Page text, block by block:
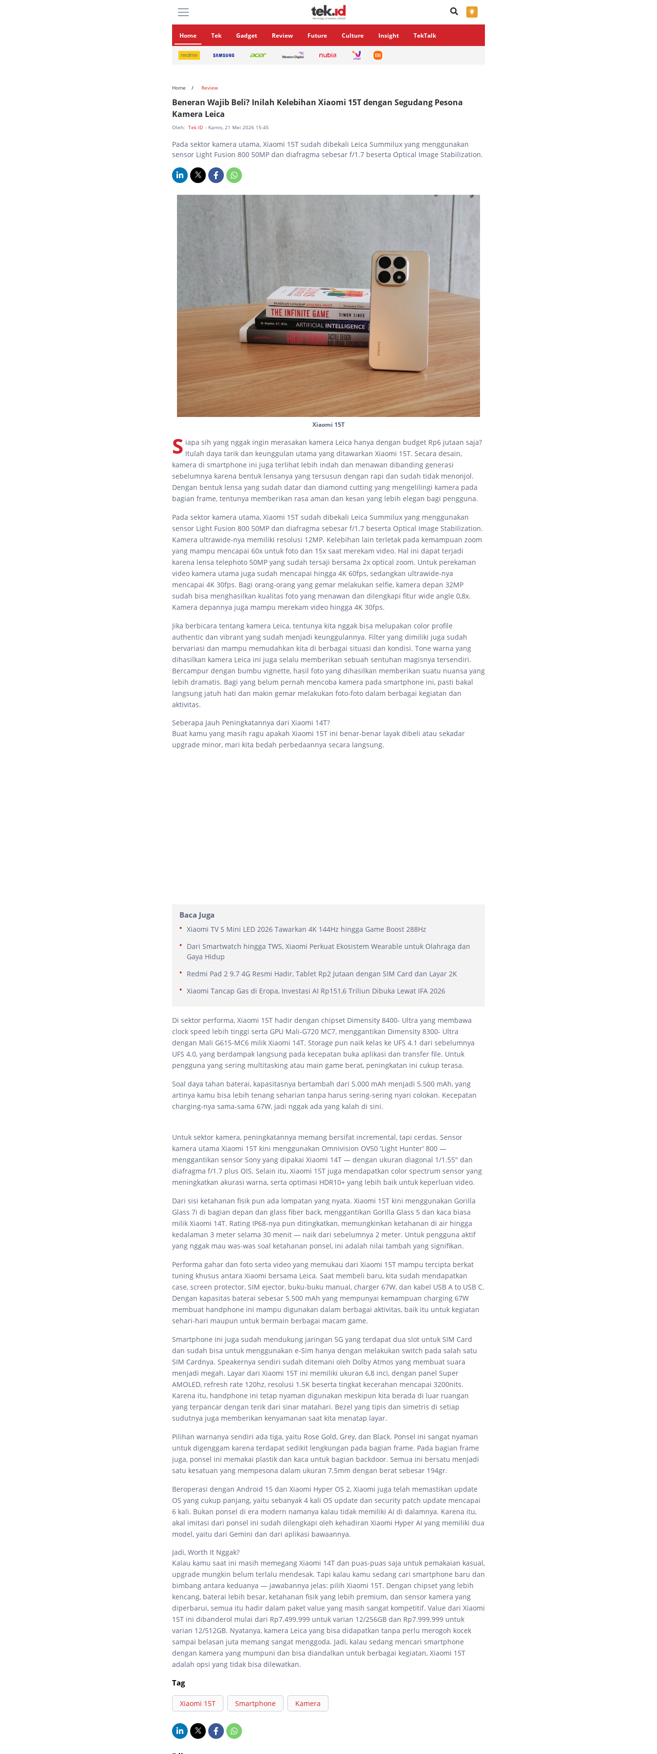
×
Home Tek Gadget Review Future Culture Insight TekTalk
Home Review
Beneran Wajib Beli? Inilah Kelebihan Xiaomi 15T dengan Segudang Pesona
Kamera Leica
Oleh: Tek ID - Kamis, 21 Mei 2026 15:45
Pada sektor kamera utama, Xiaomi 15T sudah dibekali Leica Summilux yang menggunakan
sensor Light Fusion 800 50MP dan diafragma sebesar f/1.7 beserta Optical Image Stabilization.
Xiaomi 15T
S iapa sih yang nggak ingin merasakan kamera Leica hanya dengan budget Rp6 jutaan saja?
Itulah daya tarik dan keunggulan utama yang ditawarkan Xiaomi 15T. Secara desain,
kamera di smartphone ini juga terlihat lebih indah dan menawan dibanding generasi
sebelumnya karena bentuk lensanya yang tersusun dengan rapi dan sudah tidak menonjol.
Dengan bentuk lensa yang sudah datar dan diamond cutting yang mengelilingi kamera pada
bagian frame, tentunya memberikan rasa aman dan kesan yang lebih elegan bagi pengguna.
Pada sektor kamera utama, Xiaomi 15T sudah dibekali Leica Summilux yang menggunakan
sensor Light Fusion 800 50MP dan diafragma sebesar f/1.7 beserta Optical Image Stabilization.
Kamera ultrawide-nya memiliki resolusi 12MP. Kelebihan lain terletak pada kemampuan zoom
yang mampu mencapai 60x untuk foto dan 15x saat merekam video. Hal ini dapat terjadi
karena lensa telephoto 50MP yang sudah tersaji bersama 2x optical zoom. Untuk perekaman
video kamera utama juga sudah mencapai hingga 4K 60fps, sedangkan ultrawide-nya
mencapai 4K 30fps. Bagi orang-orang yang gemar melakukan selfie, kamera depan 32MP
sudah bisa menghasilkan kualitas foto yang menawan dan dilengkapi fitur wide angle 0,8x.
Kamera depannya juga mampu merekam video hingga 4K 30fps.
Jika berbicara tentang kamera Leica, tentunya kita nggak bisa melupakan color profile
authentic dan vibrant yang sudah menjadi keunggulannya. Filter yang dimiliki juga sudah
bervariasi dan mampu memudahkan kita di berbagai situasi dan kondisi. Tone warna yang
dihasilkan kamera Leica ini juga selalu memberikan sebuah sentuhan magisnya tersendiri.
Bercampur dengan bumbu vignette, hasil foto yang dihasilkan memberikan suatu nuansa yang
lebih dramatis. Bagi yang belum pernah mencoba kamera pada smartphone ini, pasti bakal
langsung jatuh hati dan makin gemar melakukan foto-foto dalam berbagai kegiatan dan
aktivitas.
Seberapa Jauh Peningkatannya dari Xiaomi 14T?
Buat kamu yang masih ragu apakah Xiaomi 15T ini benar-benar layak dibeli atau sekadar
upgrade minor, mari kita bedah perbedaannya secara langsung.
Baca Juga
Xiaomi TV S Mini LED 2026 Tawarkan 4K 144Hz hingga Game Boost 288Hz
Dari Smartwatch hingga TWS, Xiaomi Perkuat Ekosistem Wearable untuk Olahraga dan
Gaya Hidup
Redmi Pad 2 9.7 4G Resmi Hadir, Tablet Rp2 Jutaan dengan SIM Card dan Layar 2K
Xiaomi Tancap Gas di Eropa, Investasi AI Rp151,6 Triliun Dibuka Lewat IFA 2026
Di sektor performa, Xiaomi 15T hadir dengan chipset Dimensity 8400- Ultra yang membawa
clock speed lebih tinggi serta GPU Mali-G720 MC7, menggantikan Dimensity 8300- Ultra
dengan Mali G615-MC6 milik Xiaomi 14T. Storage pun naik kelas ke UFS 4.1 dari sebelumnya
UFS 4.0, yang berdampak langsung pada kecepatan buka aplikasi dan transfer file. Untuk
pengguna yang sering multitasking atau main game berat, peningkatan ini cukup terasa.
Soal daya tahan baterai, kapasitasnya bertambah dari 5.000 mAh menjadi 5.500 mAh, yang
artinya kamu bisa lebih tenang seharian tanpa harus sering-sering nyari colokan. Kecepatan
charging-nya sama-sama 67W, jadi nggak ada yang kalah di sini.
Untuk sektor kamera, peningkatannya memang bersifat incremental, tapi cerdas. Sensor
kamera utama Xiaomi 15T kini menggunakan Omnivision OV50 'Light Hunter' 800 —
menggantikan sensor Sony yang dipakai Xiaomi 14T — dengan ukuran diagonal 1/1.55" dan
diafragma f/1.7 plus OIS. Selain itu, Xiaomi 15T juga mendapatkan color spectrum sensor yang
meningkatkan akurasi warna, serta optimasi HDR10+ yang lebih baik untuk keperluan video.
Dari sisi ketahanan fisik pun ada lompatan yang nyata. Xiaomi 15T kini menggunakan Gorilla
Glass 7i di bagian depan dan glass fiber back, menggantikan Gorilla Glass 5 dan kaca biasa
milik Xiaomi 14T. Rating IP68-nya pun ditingkatkan, memungkinkan ketahanan di air hingga
kedalaman 3 meter selama 30 menit — naik dari sebelumnya 2 meter. Untuk pengguna aktif
yang nggak mau was-was soal ketahanan ponsel, ini adalah nilai tambah yang signifikan.
Performa gahar dan foto serta video yang memukau dari Xiaomi 15T mampu tercipta berkat
tuning khusus antara Xiaomi bersama Leica. Saat membeli baru, kita sudah mendapatkan
case, screen protector, SIM ejector, buku-buku manual, charger 67W, dan kabel USB A to USB C.
Dengan kapasitas baterai sebesar 5.500 mAh yang mempunyai kemampuan charging 67W
membuat handphone ini mampu digunakan dalam berbagai aktivitas, baik itu untuk kegiatan
sehari-hari maupun untuk bermain berbagai macam game.
Smartphone ini juga sudah mendukung jaringan 5G yang terdapat dua slot untuk SIM Card
dan sudah bisa untuk menggunakan e-Sim hanya dengan melakukan switch pada salah satu
SIM Cardnya. Speakernya sendiri sudah ditemani oleh Dolby Atmos yang membuat suara
menjadi megah. Layar dari Xiaomi 15T ini memiliki ukuran 6,8 inci, dengan panel Super
AMOLED, refresh rate 120hz, resolusi 1.5K beserta tingkat kecerahan mencapai 3200nits.
Karena itu, handphone ini tetap nyaman digunakan meskipun kita berada di luar ruangan
yang terpancar dengan terik dari sinar matahari. Bezel yang tipis dan simetris di setiap
sudutnya juga memberikan kenyamanan saat kita menatap layar.
Pilihan warnanya sendiri ada tiga, yaitu Rose Gold, Grey, dan Black. Ponsel ini sangat nyaman
untuk digenggam karena terdapat sedikit lengkungan pada bagian frame. Pada bagian frame
juga, ponsel ini memakai plastik dan kaca untuk bagian backdoor. Semua ini bersatu menjadi
satu kesatuan yang mempesona dalam ukuran 7.5mm dengan berat sebesar 194gr.
Beroperasi dengan Android 15 dan Xiaomi Hyper OS 2, Xiaomi juga telah memastikan update
OS yang cukup panjang, yaitu sebanyak 4 kali OS update dan security patch update mencapai
6 kali. Bukan ponsel di era modern namanya kalau tidak memiliki AI di dalamnya. Karena itu,
akal imitasi dari ponsel ini sudah dilengkapi oleh kehadiran Xiaomi Hyper AI yang memiliki dua
model, yaitu dari Gemini dan dari aplikasi bawaannya.
Jadi, Worth It Nggak?
Kalau kamu saat ini masih memegang Xiaomi 14T dan puas-puas saja untuk pemakaian kasual,
upgrade mungkin belum terlalu mendesak. Tapi kalau kamu sedang cari smartphone baru dan
bimbang antara keduanya — jawabannya jelas: pilih Xiaomi 15T. Dengan chipset yang lebih
kencang, baterai lebih besar, ketahanan fisik yang lebih premium, dan sensor kamera yang
diperbarui, semua itu hadir dalam paket value yang masih sangat kompetitif. Value dari Xiaomi
15T ini dibanderol mulai dari Rp7.499.999 untuk varian 12/256GB dan Rp7.999.999 untuk
varian 12/512GB. Nyatanya, kamera Leica yang bisa didapatkan tanpa perlu merogoh kocek
sampai belasan juta memang sangat menggoda. Jadi, kalau sedang mencari smartphone
dengan kamera yang mumpuni dan bisa diandalkan untuk berbagai kegiatan, Xiaomi 15T
adalah opsi yang tidak bisa dilewatkan.
Tag
Xiaomi 15T Smartphone Kamera